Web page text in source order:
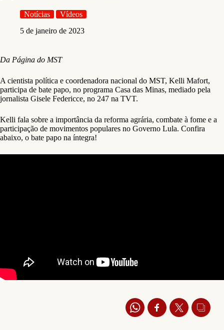
Notícias
Vídeos
5 de janeiro de 2023
Da Página do MST
A cientista política e coordenadora nacional do MST, Kelli Mafort,
participa de bate papo, no programa Casa das Minas, mediado pela
jornalista Gisele Federicce, no 247 na TVT.
Kelli fala sobre a importância da reforma agrária, combate à fome e a
participação de movimentos populares no Governo Lula. Confira
abaixo, o bate papo na íntegra!